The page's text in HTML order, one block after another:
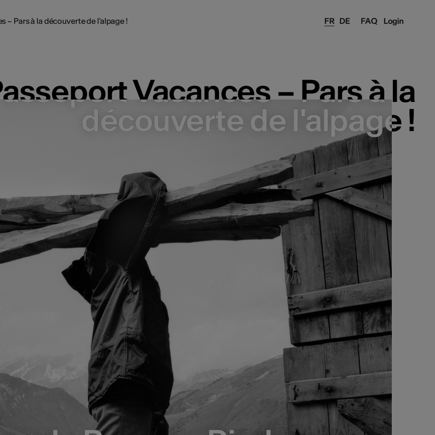
FAQ Login
FR DE
– Pars à la découverte de l'alpage !
Vacances – Pars à la
découverte de l'alpage !
Vacances – Pars à la
découverte de l'alpage !